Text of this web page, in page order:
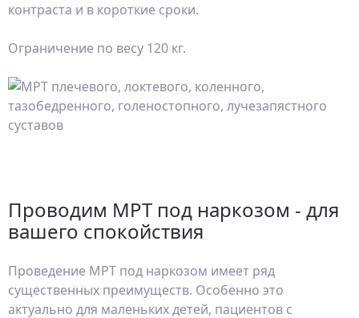
контраста и в короткие сроки.
Ограничение по весу 120 кг.
Проводим МРТ под наркозом - для
вашего спокойствия
Проведение МРТ под наркозом имеет ряд
существенных преимуществ. Особенно это
актуально для маленьких детей, пациентов с